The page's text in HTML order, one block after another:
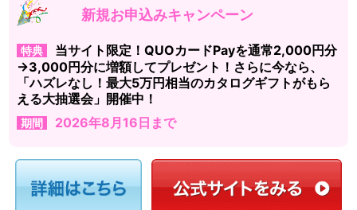
新規お申込みキャンペーン
特典
当サイト限定！QUOカードPayを通常2,000円分
→3,000円分に増額してプレゼント！さらに今なら、
「ハズレなし！最大5万円相当のカタログギフトがもら
える大抽選会」開催中！
期間 2026年8月16日まで